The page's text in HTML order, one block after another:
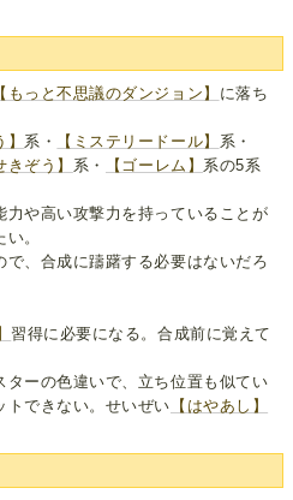
【もっと不思議のダンジョン】 に落ち
系・ 【ミステリードール】 系・
きぞう】 系・ 【ゴーレム】 系の5系
力や高い攻撃力を持っていることが
。
、合成に躊躇する必要はないだろ
習得に必要になる。合成前に覚えて
ターの色違いで、立ち位置も似てい
トできない。せいぜい 【はやあし】